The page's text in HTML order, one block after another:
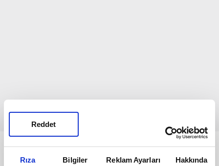
Rıza Bilgiler Reklam Ayarları Hakkında
Reddet